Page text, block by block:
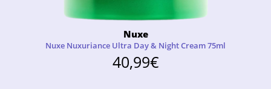
Nuxe
Nuxe Nuxuriance Ultra Day & Night Cream 75ml
40,99€